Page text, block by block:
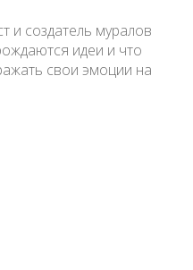
и создатель муралов
идеи и что
свои эмоции на